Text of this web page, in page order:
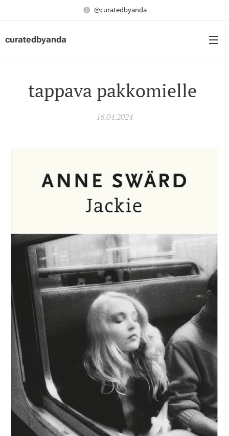
@curatedbyanda
curatedbyanda
tappava pakkomielle
16.04.2024